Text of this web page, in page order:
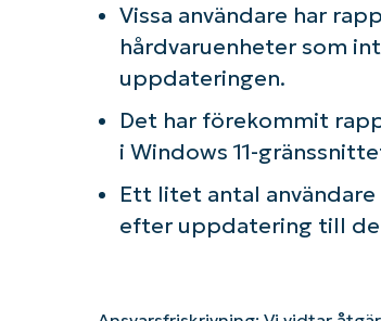
Vissa användare har
hårdvaruenheter som
uppdateringen.
Det har förekommit
i Windows 11-
Ett litet antal
efter uppdatering till